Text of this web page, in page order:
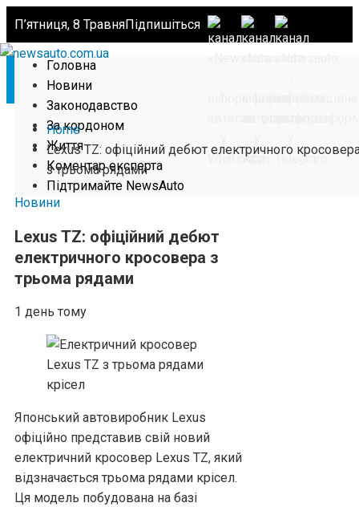
П’ятниця, 8 ТравняПідпишіться
Головна
Новини
Законодавство
За кордоном
Життя
Коментар експерта
Підтримайте NewsAuto
Home
Lexus TZ: офіційний дебют електричного
з трьома рядами
Новини
Lexus TZ: офіційний дебют
електричного кросовера з
трьома рядами
1 день тому
Японський автовиробник Lexus
офіційно представив свій новий
електричний кросовер Lexus TZ, який
відзначається трьома рядами крісел.
Ця модель побудована на базі